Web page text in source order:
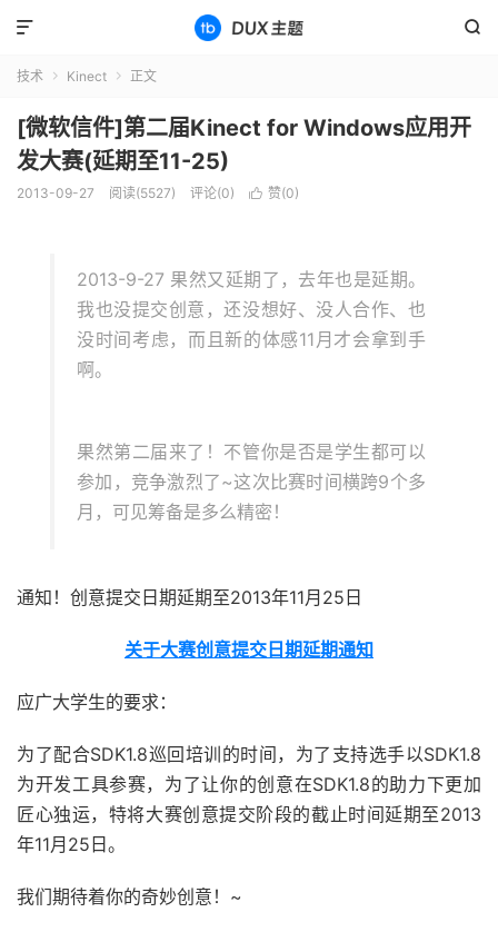


技术  Kinect  正文
[微软信件]第二届Kinect for Windows应用开
发大赛(延期至11-25)
2013-09-27 阅读(5527) 评论(0)  赞(0)
2013-9-27 果然又延期了，去年也是延期。
我也没提交创意，还没想好、没人合作、也
没时间考虑，而且新的体感11月才会拿到手
啊。
果然第二届来了！不管你是否是学生都可以
参加，竞争激烈了~这次比赛时间横跨9个多
月，可见筹备是多么精密！
通知！创意提交日期延期至2013年11月25日
关于大赛创意提交日期延期通知
应广大学生的要求：
为了配合SDK1.8巡回培训的时间，为了支持选手以SDK1.8
为开发工具参赛，为了让你的创意在SDK1.8的助力下更加
匠心独运，特将大赛创意提交阶段的截止时间延期至2013
年11月25日。
我们期待着你的奇妙创意！~